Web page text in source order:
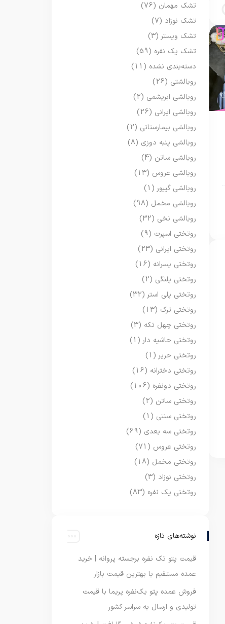
تشک مهمان (76)
تشک نوزاد (7)
تشک ویستر (3)
تشک یک نفره (59)
دسته‌بندی نشده (11)
روبالشتی (26)
روبالشی ابریشمی (2)
روبالشی ایرانی (26)
روبالشی بیمارستانی (2)
روبالشی پنبه دوزی (8)
روبالشی ساتن (4)
روبالشی عروس (13)
روبالشی گیپور (1)
روبالشی مخمل (98)
روبالشی نخی (32)
روتختی اسپرت (9)
روتختی ایرانی (23)
روتختی پسرانه (16)
روتختی پلنگی (2)
روتختی پلی استر (32)
روتختی ترک (13)
روتختی چهل تکه (3)
روتختی حاشیه دار (1)
روتختی حریر (1)
روتختی دخترانه (16)
روتختی دونفره (106)
روتختی ساتن (2)
روتختی سنتی (1)
روتختی سه بعدی (69)
روتختی عروس (71)
روتختی مخمل (18)
روتختی نوزاد (3)
روتختی یک نفره (83)
نوشته‌های تازه
قیمت پتو تک نفره برجسته پروانه | خرید
عمده مستقیم با بهترین قیمت بازار
فروش عمده پتو یک‌نفره پریما با قیمت
تولیدی و ارسال به سراسر کشور